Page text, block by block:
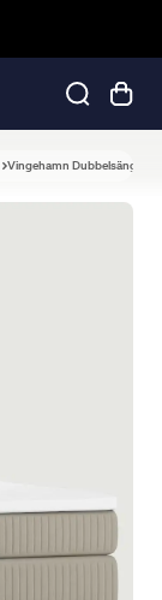
Vingehamn Dubbelsäng